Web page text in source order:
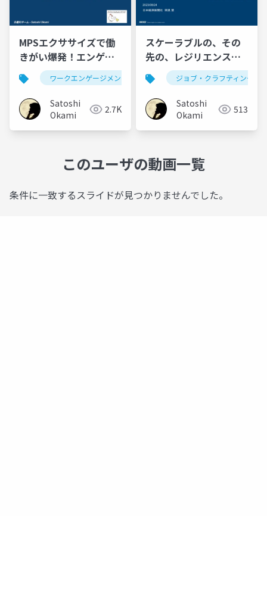
MPSエクササイズで働
きがい爆発！エンゲー
ジ爆発 ワークエンゲージメント 生産性
Satoshi
Okami
2.7K
スケーラブルの、その
先の、レジリエンスを
支える仕組みジョブ・クラフティング
Satoshi
Okami
513
このユーザの動画一覧
条件に一致するスライドが見つかりませんでした。